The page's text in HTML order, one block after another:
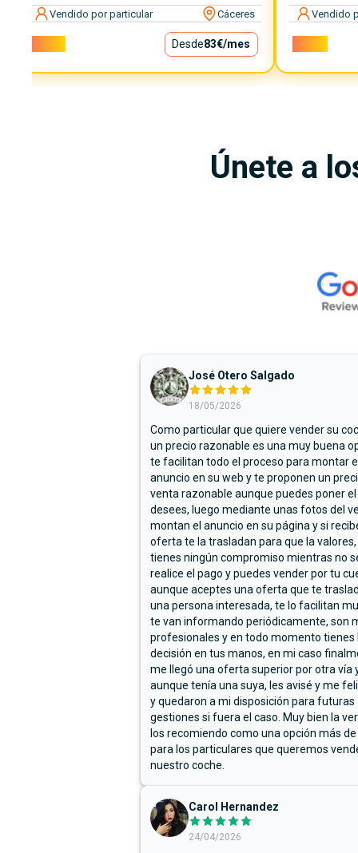
Vendido por particular Cáceres
Desde83€/mes
Vendido
Únete a
José Otero Salgado
18/05/2026
Como particular que quiere vender su
un precio razonable es una muy buena
te facilitan todo el proceso para montar
anuncio en su web y te proponen un
venta razonable aunque puedes poner
desees, luego mediante unas fotos del
montan el anuncio en su página y si
oferta te la trasladan para que la
tienes ningún compromiso mientras no
realice el pago y puedes vender por tu
aunque aceptes una oferta que te
una persona interesada, te lo facilitan
te van informando periódicamente, son
profesionales y en todo momento tienes
decisión en tus manos, en mi caso
me llegó una oferta superior por otra vía
aunque tenía una suya, les avisé y me
y quedaron a mi disposición para futuras
gestiones si fuera el caso. Muy bien la
los recomiendo como una opción más
para los particulares que queremos
nuestro coche.
Carol Hernandez
24/04/2026